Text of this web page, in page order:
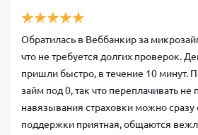
Обратилась в Веббанкир за
что не требуется долгих проверок.
пришли быстро, в течение 10 минут.
займ под 0, так что переплачивать
навязывания страховки можно сразу
поддержки приятная, общаются